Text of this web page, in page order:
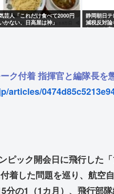
芸人「これだけ食べて2000円
かない、日高屋は神」
静岡朝日
減税反対
ない』を
ク付着 指揮官と編隊長を
articles/
ピック開会日に飛行した
着した問題を巡り、航空
分の1（1カ月）、飛行部